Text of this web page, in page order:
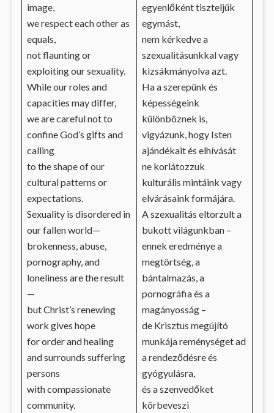
image,
we respect each other as
equals,
not flaunting or
exploiting our sexuality.
While our roles and
capacities may differ,
we are careful not to
confine God’s gifts and
calling
to the shape of our
cultural patterns or
expectations.
Sexuality is disordered in
our fallen world—
brokenness, abuse,
pornography, and
loneliness are the result
—
but Christ’s renewing
work gives hope
for order and healing
and surrounds suffering
persons
with compassionate
community.
egyenlőként tiszteljük
egymást,
nem kérkedve a
szexualitásunkkal vagy
kizsákmányolva azt.
Ha a szerepünk és
képességeink
különböznek is,
vigyázunk, hogy Isten
ajándékait és elhívását
ne korlátozzuk
kulturális mintáink vagy
elvárásaink formájára.
A szexualitás eltorzult a
bukott világunkban –
ennek eredménye a
megtörtség, a
bántalmazás, a
pornográfia és a
magányosság –
de Krisztus megújító
munkája reménységet ad
a rendeződésre és
gyógyulásra,
és a szenvedőket
körbeveszi